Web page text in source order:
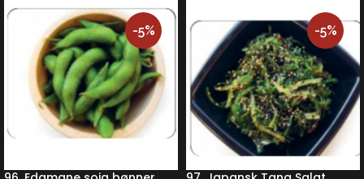
-5% -5%